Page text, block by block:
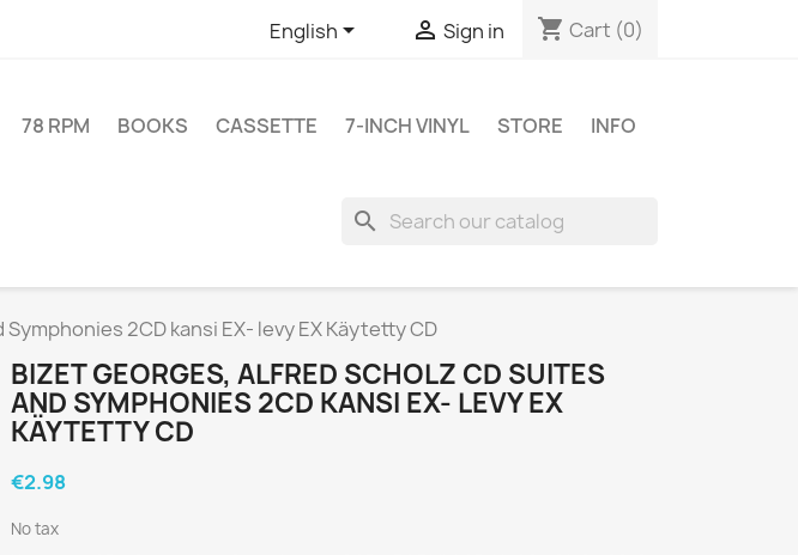
English  Sign in shopping_cart Cart (0)
78 RPM BOOKS CASSETTE 7-INCH VINYL STORE
INFO
search
2CD kansi EX- levy EX Käytetty CD
BIZET GEORGES, ALFRED SCHOLZ CD SUITES
AND SYMPHONIES 2CD KANSI EX- LEVY EX
KÄYTETTY CD
€2.98
No tax